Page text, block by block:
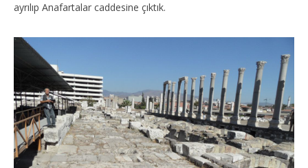
ayrılıp Anafartalar caddesine çıktık.